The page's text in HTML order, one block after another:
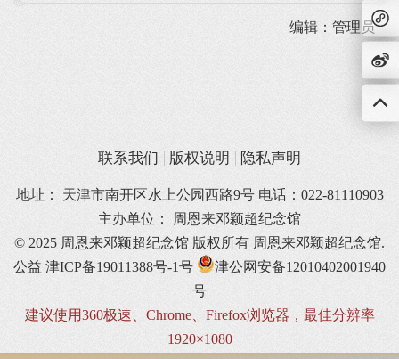
编辑：管理员
联系我们 版权说明 隐私声明
地址： 天津市南开区水上公园西路9号 电话：022-81110903
主办单位： 周恩来邓颖超纪念馆
© 2025 周恩来邓颖超纪念馆 版权所有 周恩来邓颖超纪念馆.
公益 津ICP备19011388号-1号
津公网安备12010402001940
号
建议使用360极速、Chrome、Firefox浏览器，最佳分辨率
1920×1080